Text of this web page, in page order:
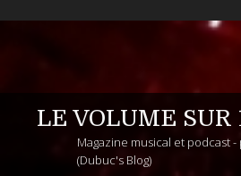
LE VOLUME SUR
Magazine musical et podcast
(Dubuc's Blog)